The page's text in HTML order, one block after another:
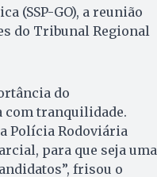
(SSP-GO), a reunião
do Tribunal Regional
do
com tranquilidade.
Polícia Rodoviária
para que seja uma
frisou o